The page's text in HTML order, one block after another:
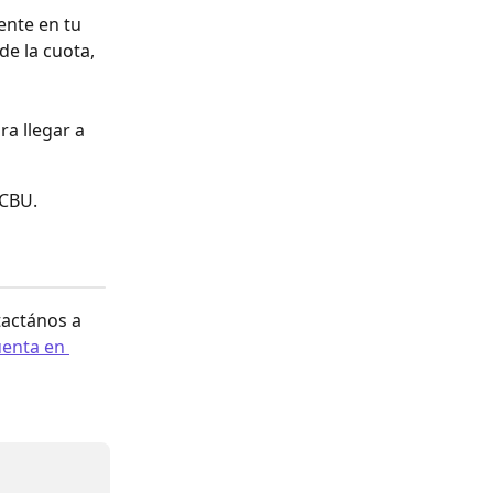
en tu
la cuota,
llegar a
a
en